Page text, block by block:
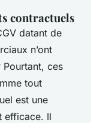
contractuels
datant de
n’ont
Pourtant, ces
tout
est une
efficace. Il